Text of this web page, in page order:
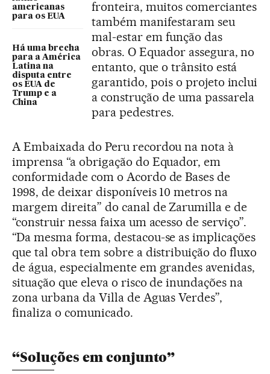
americanas
para os EUA
Há uma brecha
para a América
Latina na
disputa entre
os EUA de
Trump e a
China
fronteira, muitos comerciantes
também manifestaram seu
mal-estar em função das
obras. O Equador assegura, no
entanto, que o trânsito está
garantido, pois o projeto inclui
a construção de uma passarela
para pedestres.
A Embaixada do Peru recordou na nota à
imprensa “a obrigação do Equador, em
conformidade com o Acordo de Bases de
1998, de deixar disponíveis 10 metros na
margem direita” do canal de Zarumilla e de
“construir nessa faixa um acesso de serviço”.
“Da mesma forma, destacou-se as implicações
que tal obra tem sobre a distribuição do fluxo
de água, especialmente em grandes avenidas,
situação que eleva o risco de inundações na
zona urbana da Villa de Aguas Verdes”,
finaliza o comunicado.
“Soluções em conjunto”